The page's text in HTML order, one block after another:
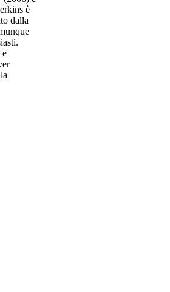
è
dalla
e